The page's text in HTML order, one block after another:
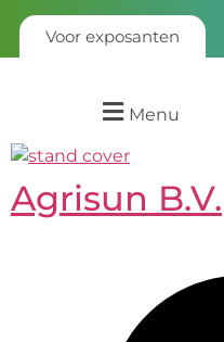
Voor exposanten
Menu
Agrisun B.V.